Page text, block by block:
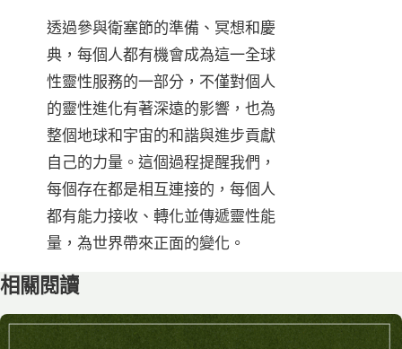
透過參與衛塞節的準備、冥想和慶
典，每個人都有機會成為這一全球
性靈性服務的一部分，不僅對個人
的靈性進化有著深遠的影響，也為
整個地球和宇宙的和諧與進步貢獻
自己的力量。這個過程提醒我們，
每個存在都是相互連接的，每個人
都有能力接收、轉化並傳遞靈性能
量，為世界帶來正面的變化。
相關閱讀